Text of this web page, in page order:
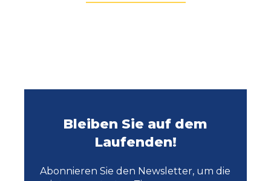
Bleiben Sie auf dem
Laufenden!
Abonnieren Sie den Newsletter, um die